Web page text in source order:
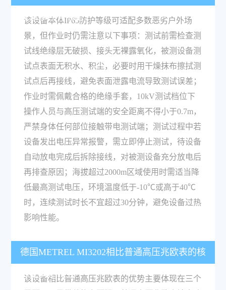
注意事项有哪些？
该设备本体IP65防护等级可适配多数恶劣户外场
景，但作业时仍需注意以下事项：测试前需检查测
试线绝缘层无破损、接头无裸露氧化，被测设备测
试点表面无积水、积尘，必要时用干燥抹布擦拭测
试点后再接线，避免表面泄露电流导致测试误差；
作业时需佩戴合格的绝缘手套，10kV测试档位下
操作人员与高压测试端的安全距离不得小于0.7m，
严禁身体任何部位接触带电测试端；测试过程中若
设备发出电压异常报警，需立即停止测试，待设备
自动放电完成后拆除接线，对被测设备充分放电后
再排查原因；海拔超过2000m区域使用时需适当降
低最高测试电压，环境温度低于-10℃或高于40℃
时，连续测试时长不宜超过30分钟，避免设备过热
影响性能。
德国METREL MI3202相比普通高压兆欧表的核
心优势是什么？
该设备相比普通高压兆欧表的优势主要体现在三个